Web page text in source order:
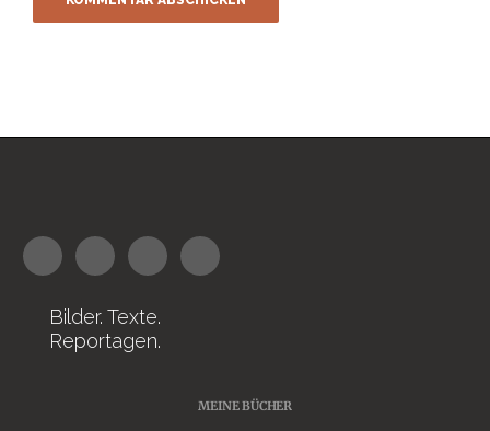
Bilder. Texte.
Reportagen.
MEINE BÜCHER